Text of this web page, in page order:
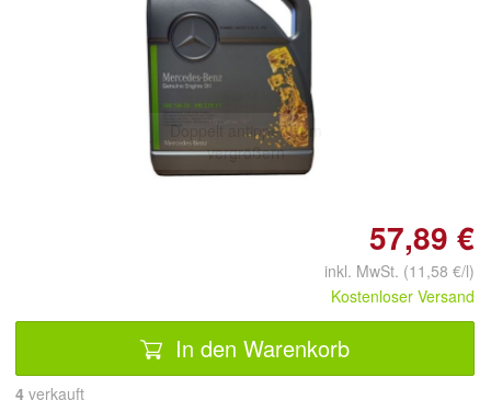
Doppelt antippen zum
vergrößern
57,89 €
inkl. MwSt. (11,58 €/l)
Kostenloser Versand
In den Warenkorb
4 verkauft